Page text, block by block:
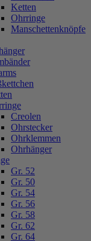
Ketten
Ohrringe
Manschettenknöpfe
Creolen
Ohrstecker
Ohrklemmen
Ohrhänger
Gr. 52
Gr. 50
Gr. 54
Gr. 56
Gr. 58
Gr. 62
Gr. 64